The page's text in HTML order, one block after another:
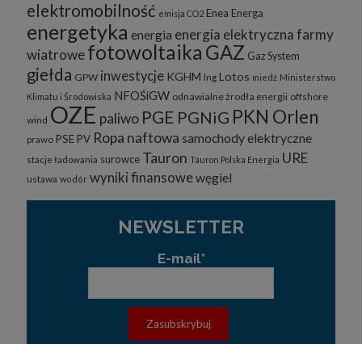
elektromobilność emisja CO2 Enea Energa
energetyka energia energia elektrycznafarmy
wiatrowefotowoltaika GAZ Gaz System
giełda GPW inwestycje KGHM lng Lotos miedź Ministerstwo
Klimatu i Środowiska NFOŚiGW odnawialne żrodła energii offshore
wind OZE paliwo PGE PGNiG PKN Orlen
prawo PSE PV Ropa naftowa samochody elektryczne
stacje ładowania surowce Tauron Tauron Polska Energia URE
ustawa wodór wyniki finansowewęgiel
NEWSLETTER
E-mail*